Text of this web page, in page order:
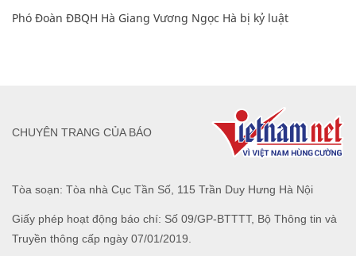
Phó Đoàn ĐBQH Hà Giang Vương Ngọc Hà bị kỷ luật
Tòa soạn: Tòa nhà Cục Tần Số, 115 Trần Duy Hưng Hà Nội
Giấy phép hoạt động báo chí: Số 09/GP-BTTTT, Bộ Thông tin và
Truyền thông cấp ngày 07/01/2019.
CHUYÊN TRANG CỦA BÁO